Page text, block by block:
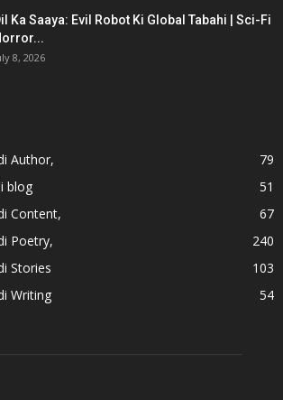
Ka Saaya: Evil Robot Ki Global Tabahi | Sci-Fi
8, 2026
Author,
79
blog
51
Content,
67
Poetry,
240
Stories
103
Writing
54